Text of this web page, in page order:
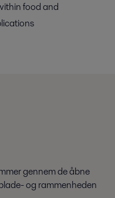
food and
gennem de åbne
og rammenheden